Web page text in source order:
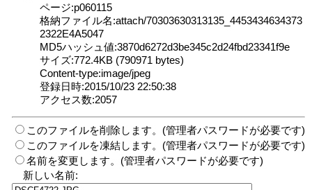
ページ:p060115
格納ファイル名:attach/70303630313135_4453434634373
2322E4A5047
MD5ハッシュ値:3870d6272d3be345c2d24fbd23341f9e
サイズ:772.4KB (790971 bytes)
Content-type:image/jpeg
登録日時:2015/10/23 22:50:38
アクセス数:2057
このファイルを削除します。(管理者パスワードが必要です)
このファイルを凍結します。(管理者パスワードが必要です)
名前を変更します。(管理者パスワードが必要です)
新しい名前: